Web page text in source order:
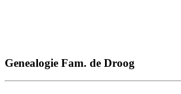
Genealogie Fam. de Droog